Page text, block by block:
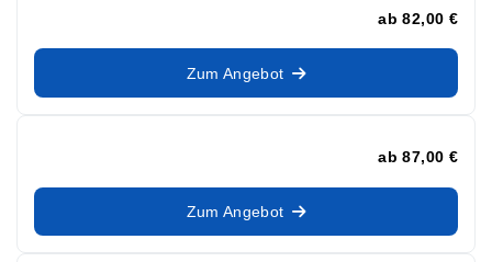
ab 82,00 €
Zum Angebot
ab 87,00 €
Zum Angebot